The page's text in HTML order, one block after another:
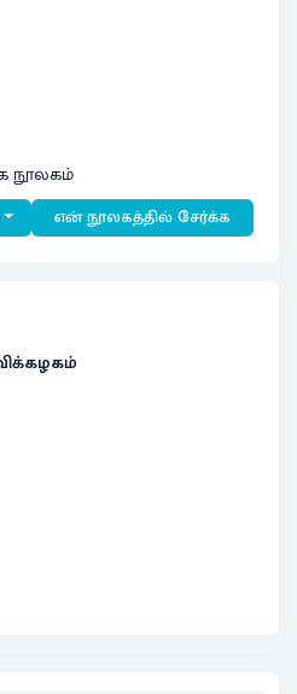
நூலகம்
என் நூலகத்தில் சேர்க்க